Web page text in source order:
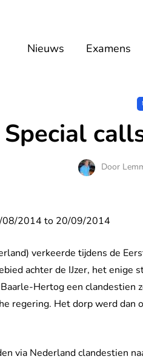
Nieuws Examens
Special
Door
08/2014 to 20/09/2014
verkeerde tijdens de
achter de IJzer, het enige
Hertog een clandestien
regering. Het dorp werd dan
via Nederland clandestien